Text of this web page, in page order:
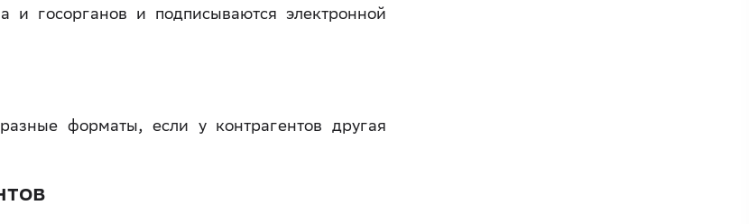
и госорганов и подписываются электронной
форматы, если у контрагентов другая